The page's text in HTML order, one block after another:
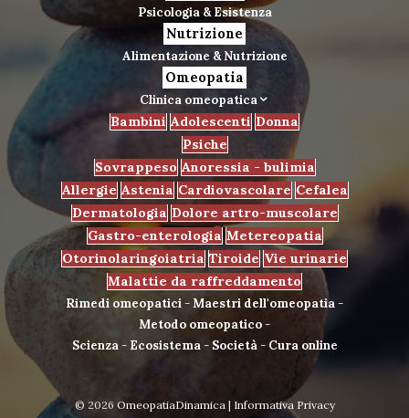
Psicologia & Esistenza
Nutrizione
Alimentazione & Nutrizione
Omeopatia
Clinica omeopatica
Bambini Adolescenti Donna
Psiche
Sovrappeso Anoressia - bulimia
Allergie Astenia Cardiovascolare Cefalea
Dermatologia Dolore artro-muscolare
Gastro-enterologia Metereopatia
Otorinolaringoiatria Tiroide Vie urinarie
Malattie da raffreddamento
Rimedi omeopatici -Maestri dell'omeopatia-
Metodo omeopatico-
Scienza- Ecosistema- Società- Cura online
© 2026 OmeopatiaDinamica| Informativa Privacy